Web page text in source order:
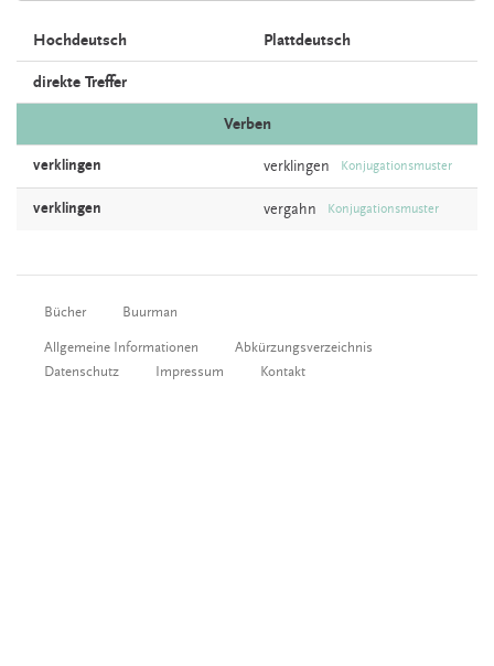
Hochdeutsch Plattdeutsch
direkte Treffer
Verben
verklingen verklingen Konjugationsmuster
verklingen vergahn Konjugationsmuster
Bücher Buurman
Allgemeine Informationen
Abkürzungsverzeichnis
Datenschutz
Impressum Kontakt